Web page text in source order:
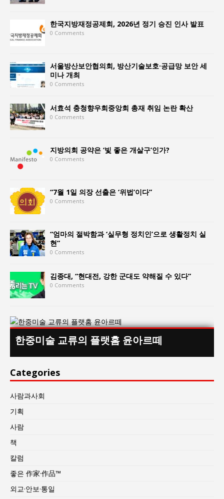
한국지방재정공제회, 2026년 정기 승진 인사 발표
0 Comments
서울방산보안협의회, 방산기술보호·공급망 보안 세
미나 개최
0 Comments
서효석 충청향우회중앙회 총재 취임 논란 확산
0 Comments
지방의회 공약은 ‘빛 좋은 개살구’인가?
0 Comments
“7월 1일 의장 선출은 ‘위법’이다”
0 Comments
“엄마의 절박함과 ‘실무형 정치인’으로 생활정치 실
현”
0 Comments
김종대, “현대전, 강한 군대도 약해질 수 있다”
0 Comments
한중미술 교류의 플랫홈 윤아르떼
Categories
사람과사회
기획
사람
책
칼럼
좋은 作家·作品™
외교·안보·통일